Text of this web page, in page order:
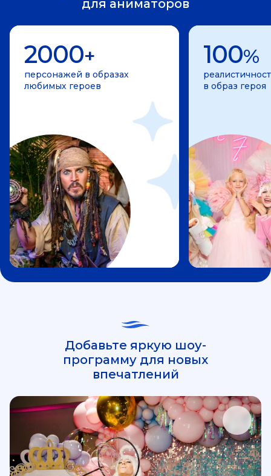
для аниматоров
2000+
персонажей в образах
любимых героев
100%
в образ героя
Добавьте яркую шоу-
программу для новых
впечатлений